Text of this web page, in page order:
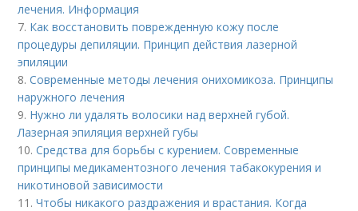
лечения. Информация
7. Как восстановить поврежденную кожу после
процедуры депиляции. Принцип действия лазерной
эпиляции
8.Современные методы лечения онихомикоза. Принципы
наружного лечения
9. Нужно ли удалять волосики над верхней губой.
Лазерная эпиляция верхней губы
10.Средства для борьбы с курением. Современные
принципы медикаментозного лечения табакокурения и
никотиновой зависимости
11.Чтобы никакого раздражения и врастания. Когда